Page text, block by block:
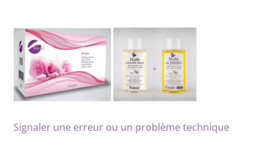
Signaler une erreur ou un problème technique